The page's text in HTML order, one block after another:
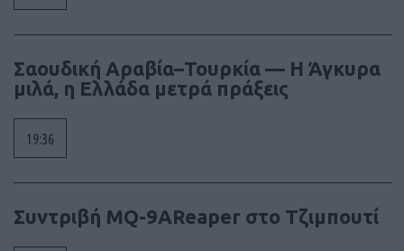
Σαουδική Αραβία–Τουρκία — Η Άγκυρα
μιλά, η Ελλάδα μετρά πράξεις
19:36
Συντριβή MQ-9AReaper στο Τζιμπουτί